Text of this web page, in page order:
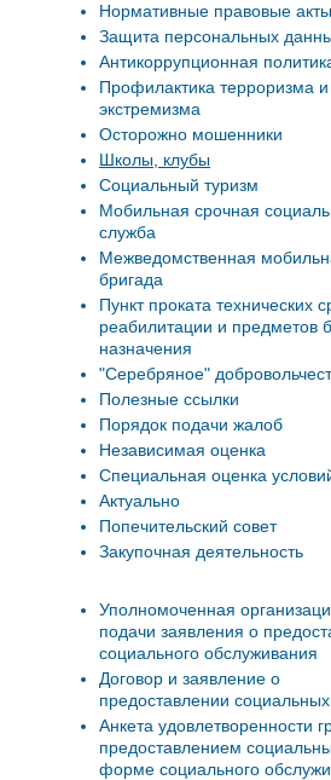
Нормативные правовые акты
Защита персональных
Антикоррупционная
Профилактика терроризма и
экстремизма
Осторожно мошенники
Школы, клубы
Социальный туризм
Мобильная срочная
служба
Межведомственная
бригада
Пункт проката технических
реабилитации и предметов
назначения
"Серебряное"
Полезные ссылки
Порядок подачи жалоб
Независимая оценка
Специальная оценка
Актуально
Попечительский совет
Закупочная деятельность
Уполномоченная
подачи заявления о
социального обслуживания
Договор и заявление о
предоставлении социальных
Анкета удовлетворенности
предоставлением
форме социального